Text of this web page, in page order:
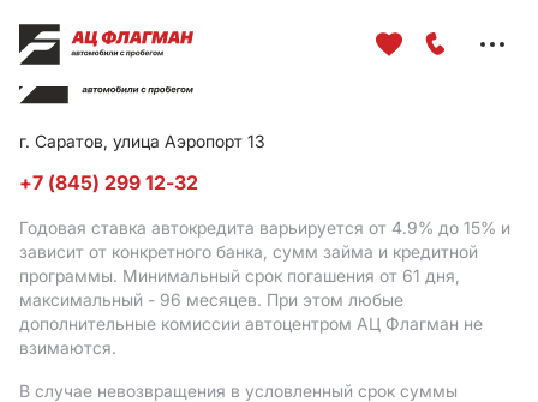
г. Саратов, улица Аэропорт 13
+7 (845) 299 12-32
Годовая ставка автокредита варьируется от 4.9% до 15% и
зависит от конкретного банка, сумм займа и кредитной
программы. Минимальный срок погашения от 61 дня,
максимальный - 96 месяцев. При этом любые
дополнительные комиссии автоцентром АЦ Флагман не
взимаются.
В случае невозвращения в условленный срок суммы